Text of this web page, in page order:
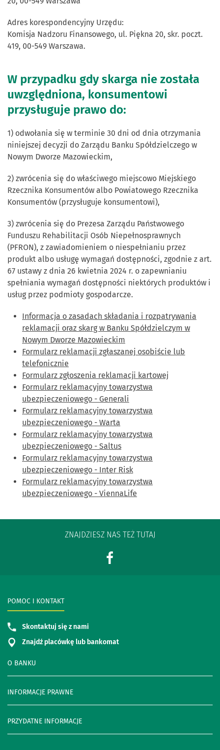
Adres korespondencyjny Urzędu:
Komisja Nadzoru Finansowego, ul. Piękna 20, skr. poczt.
419, 00-549 Warszawa.
W przypadku gdy skarga nie została
uwzględniona, konsumentowi
przysługuje prawo do:
1) odwołania się w terminie 30 dni od dnia otrzymania
niniejszej decyzji do Zarządu Banku Spółdzielczego w
Nowym Dworze Mazowieckim,
2) zwrócenia się do właściwego miejscowo Miejskiego
Rzecznika Konsumentów albo Powiatowego Rzecznika
Konsumentów (przysługuje konsumentowi),
3) zwrócenia się do Prezesa Zarządu Państwowego
Funduszu Rehabilitacji Osób Niepełnosprawnych
(PFRON), z zawiadomieniem o niespełnianiu przez
produkt albo usługę wymagań dostępności, zgodnie z art.
67 ustawy z dnia 26 kwietnia 2024 r. o zapewnianiu
spełniania wymagań dostępności niektórych produktów i
usług przez podmioty gospodarcze.
Informacja o zasadach składania i rozpatrywania
reklamacji oraz skarg w Banku Spółdzielczym w
Nowym Dworze Mazowieckim
Formularz reklamacji zgłaszanej osobiście lub
telefonicznie
Formularz zgłoszenia reklamacji kartowej
Formularz reklamacyjny towarzystwa
ubezpieczeniowego - Generali
Formularz reklamacyjny towarzystwa
ubezpieczeniowego - Warta
Formularz reklamacyjny towarzystwa
ubezpieczeniowego - Saltus
Formularz reklamacyjny towarzystwa
ubezpieczeniowego - Inter Risk
Formularz reklamacyjny towarzystwa
ubezpieczeniowego - ViennaLife
ZNAJDZIESZ NAS TEŻ TUTAJ
O BANKU
INFORMACJE PRAWNE
PRZYDATNE INFORMACJE
POMOC I KONTAKT
Skontaktuj się z nami
Znajdź placówkę lub bankomat